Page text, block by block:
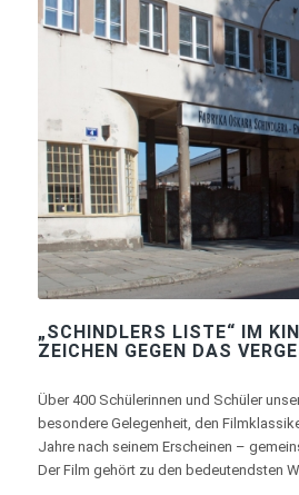
„SCHINDLERS LISTE“ IM
ZEICHEN GEGEN DAS
Über 400 Schülerinnen und Schüler
besondere Gelegenheit, den
Jahre nach seinem Erscheinen –
Der Film gehört zu den bedeutendsten